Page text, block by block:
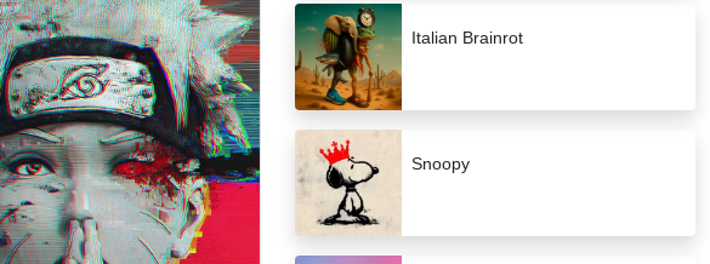
Italian Brainrot
Snoopy